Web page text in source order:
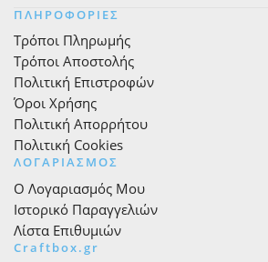
ΠΛΗΡΟΦΟΡΙΕΣ
Τρόποι Πληρωμής
Τρόποι Αποστολής
Πολιτική Επιστροφών
Όροι Χρήσης
Πολιτική Απορρήτου
Πολιτική Cookies
ΛΟΓΑΡΙΑΣΜΟΣ
Ο Λογαριασμός Μου
Ιστορικό Παραγγελιών
Λίστα Επιθυμιών
Craftbox.gr